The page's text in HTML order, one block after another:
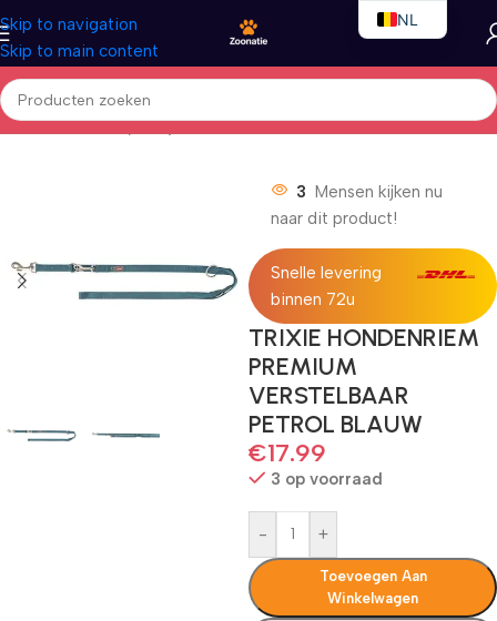
Skip to navigation
Skip to main content
Home/Honden/Nylon lijnen
3 Mensen kijken nu
naar dit product!
Snelle levering
binnen 72u
TRIXIE HONDENRIEM
PREMIUM
VERSTELBAAR
PETROL BLAUW
€17.99
3 op voorraad
- +
Toevoegen Aan
Winkelwagen
NL